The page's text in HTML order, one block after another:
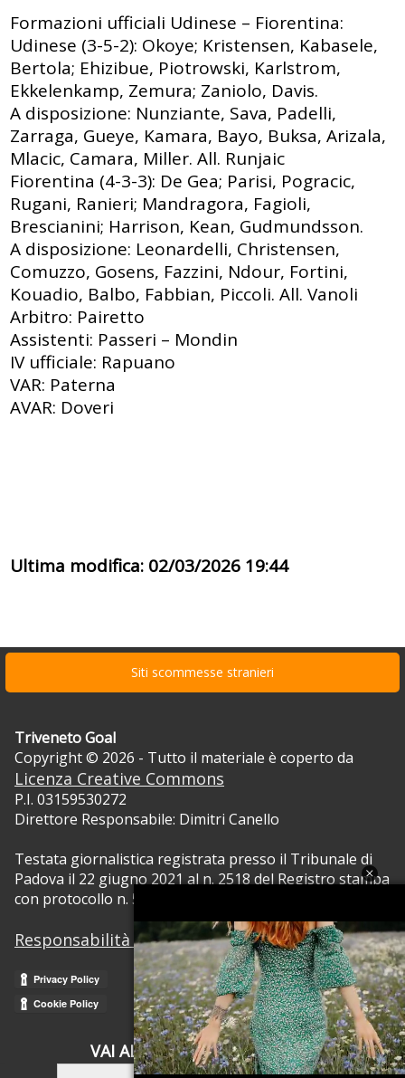
Formazioni ufficiali Udinese – Fiorentina:
Udinese (3-5-2): Okoye; Kristensen, Kabasele,
Bertola; Ehizibue, Piotrowski, Karlstrom,
Ekkelenkamp, Zemura; Zaniolo, Davis.
A disposizione: Nunziante, Sava, Padelli,
Zarraga, Gueye, Kamara, Bayo, Buksa, Arizala,
Mlacic, Camara, Miller. All. Runjaic
Fiorentina (4-3-3): De Gea; Parisi, Pogracic,
Rugani, Ranieri; Mandragora, Fagioli,
Brescianini; Harrison, Kean, Gudmundsson.
A disposizione: Leonardelli, Christensen,
Comuzzo, Gosens, Fazzini, Ndour, Fortini,
Kouadio, Balbo, Fabbian, Piccoli. All. Vanoli
Arbitro: Pairetto
Assistenti: Passeri – Mondin
IV ufficiale: Rapuano
VAR: Paterna
AVAR: Doveri
Ultima modifica: 02/03/2026 19:44
Siti scommesse stranieri
Triveneto Goal
Copyright © 2026 - Tutto il materiale è coperto da
Licenza Creative Commons
P.I. 03159530272
Direttore Responsabile: Dimitri Canello
Testata giornalistica registrata presso il Tribunale di
Padova il 22 giugno 2021 al n. 2518 del Registro stampa
con protocollo n. 5105/2021 RVG.
Responsabilità dei contenuti
VAI ALLA VERSIONE CLASSICA